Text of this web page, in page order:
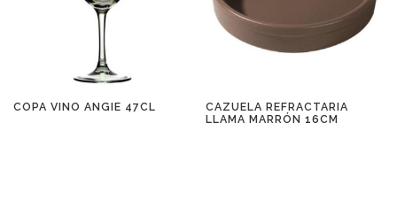
COPA VINO ANGIE 47CL
CAZUELA REFRACTARIA
LLAMA MARRÓN 16CM